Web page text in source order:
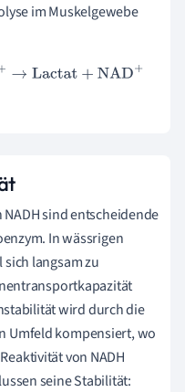
im Muskelgewebe
→Lactat+NAD+
sind entscheidende
In wässrigen
sich langsam zu
wird durch die
Umfeld kompensiert, wo
von NADH
seine Stabilität: